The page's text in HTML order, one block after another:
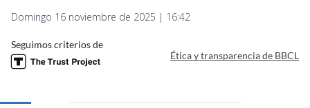
Domingo 16 noviembre de 2025 | 16:42
Seguimos criterios de
Ética y transparencia de BBCL